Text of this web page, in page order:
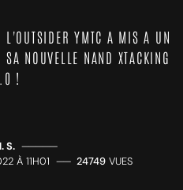
L'OUTSIDER YMTC A MIS A UN
NOUVELLE NAND XTACKING
!
S. —————
À 11H01 —— 24749 VUES